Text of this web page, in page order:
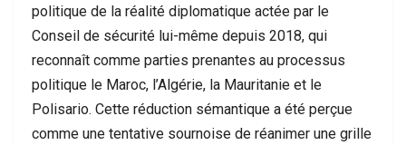
politique de la réalité diplomatique actée par le
Conseil de sécurité lui-même depuis 2018, qui
reconnaît comme parties prenantes au processus
politique le Maroc, l’Algérie, la Mauritanie et le
Polisario. Cette réduction sémantique a été perçue
comme une tentative sournoise de réanimer une grille